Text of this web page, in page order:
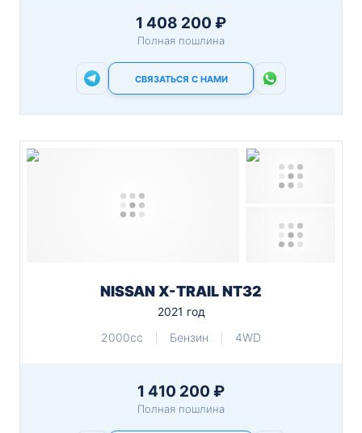
1 408 200 ₽
Полная пошлина
СВЯЗАТЬСЯ С НАМИ
NISSAN X-TRAIL NT32
2021 год
2000cc
Бензин 4WD
1 410 200 ₽
Полная пошлина